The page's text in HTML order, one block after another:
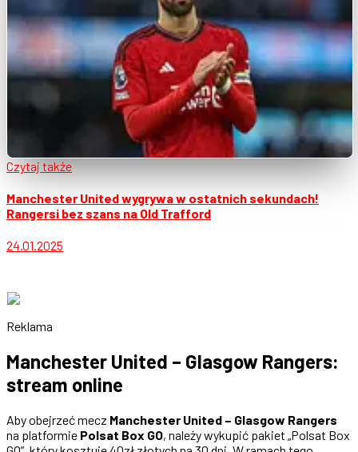
Czytaj także
Manchester United wygrywa w ostatnich sekundach!
Rangersi bez szans na Old Trafford
24.01.2025
Reklama
Manchester United – Glasgow Rangers:
stream online
Aby obejrzeć mecz Manchester United – Glasgow Rangers
na platformie Polsat Box GO, należy wykupić pakiet „Polsat Box